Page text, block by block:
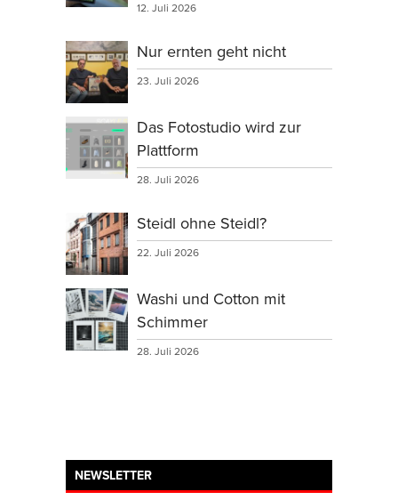
12. Juli 2026
Nur ernten geht nicht
23. Juli 2026
Das Fotostudio wird zur
Plattform
28. Juli 2026
Steidl ohne Steidl?
22. Juli 2026
Washi und Cotton mit
Schimmer
28. Juli 2026
NEWSLETTER